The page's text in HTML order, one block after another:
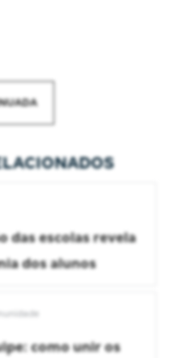
das escolas revela
dos alunos
como unir os